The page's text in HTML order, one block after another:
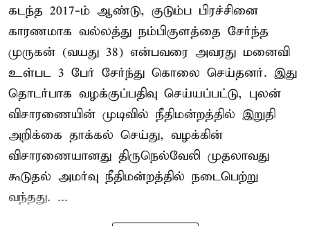
கடந்த 2017-ம் ஆண்டு, குடும்ப பிரச்சினை
காரணமாக வல்லத்து நம்பிகுளத்தை சேர்ந்த
முருகன் (வயது 38) என்பவரை அவரது மனைவி
உள்பட 3 பேர் சேர்ந்து கொலை செய்தனர். இது
தொடர்பாக வழக்குப்பதிவு செய்யப்பட்டு, புலன்
விசாரணையின் முடிவில் நீதிமன்றத்தில் இறுதி
அறிக்கை தாக்கல் செய்து, வழக்கின்
விசாரணையானது திருநெல்வேலி முதலாவது
கூடுதல் அமர்வு நீதிமன்றத்தில் நடைபெற்று
வந்தது. ...